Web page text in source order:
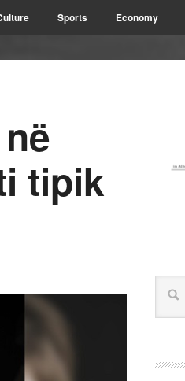
Sports Economy
tipik